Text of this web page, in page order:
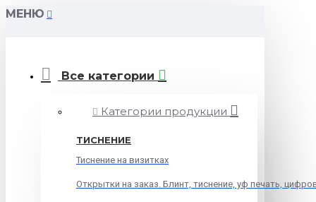
МЕНЮ
Все категории
Категории продукции
ТИСНЕНИЕ
Тиснение на визитках
Открытки на заказ. Блинт, тиснение, уф печать,